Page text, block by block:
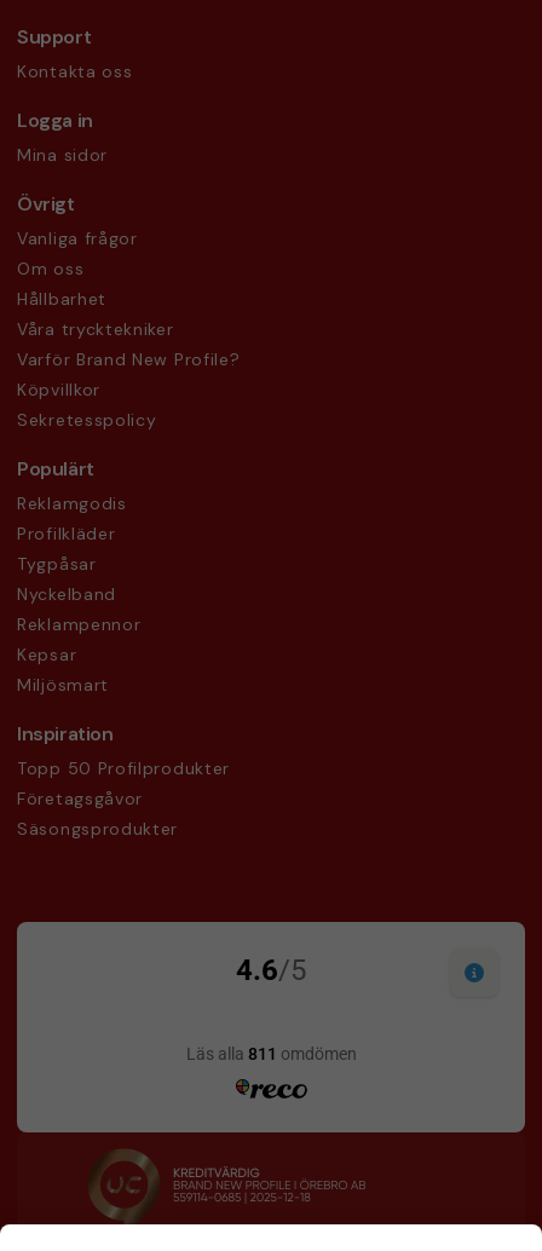
Support
Kontakta oss
Logga in
Mina sidor
Övrigt
Vanliga frågor
Om oss
Hållbarhet
Våra trycktekniker
Varför Brand New Profile?
Köpvillkor
Sekretesspolicy
Populärt
Reklamgodis
Profilkläder
Tygpåsar
Nyckelband
Reklampennor
Kepsar
Miljösmart
Inspiration
Topp 50 Profilprodukter
Företagsgåvor
Säsongsprodukter